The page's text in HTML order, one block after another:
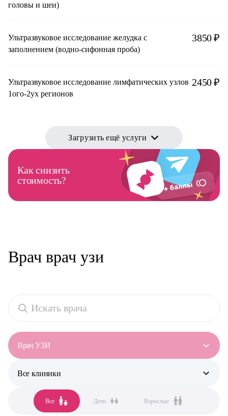
головы и шеи)
Ультразвуковое исследование желудка с
заполнением (водно-сифонная проба)
3850 ₽
Ультразвуковое исследование лимфатических узлов
1ого-2ух регионов
2450 ₽
Загрузить ещё услуги
Как снизить
стоимость?
Врач врач узи
Все Дети Взрослые
Врач УЗИ
Все специальности
Аллерголог-иммунолог
Анестезиолог
Все клиники
Все клиники